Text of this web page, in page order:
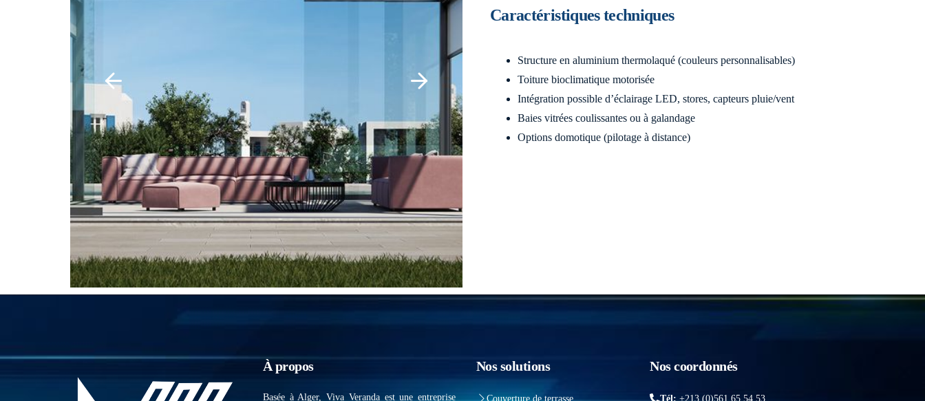
Caractéristiques techniques
Structure en aluminium thermolaqué (couleurs personnalisables)
Toiture bioclimatique motorisée
Intégration possible d’éclairage LED, stores, capteurs pluie/vent
Baies vitrées coulissantes ou à galandage
Options domotique (pilotage à distance)
À propos
Basée à Alger, Viva Veranda est une entreprise
Nos solutions
Couverture de terrasse
Nos coordonnés
Tél:+213 (0)561 65 54 53